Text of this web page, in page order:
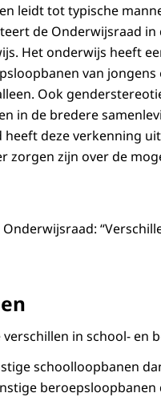
leidt tot typische
de Onderwijsraad in
Het onderwijs heeft
van jongens
Ook
in de bredere
deze verkenning
zorgen zijn over de
in school- en
schoolloopbanen